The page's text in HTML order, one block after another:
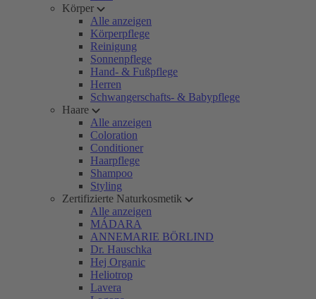
Körper
Alle anzeigen
Körperpflege
Reinigung
Sonnenpflege
Hand- & Fußpflege
Herren
Schwangerschafts- & Babypflege
Haare
Alle anzeigen
Coloration
Conditioner
Haarpflege
Shampoo
Styling
Zertifizierte Naturkosmetik
Alle anzeigen
MÁDARA
ANNEMARIE BÖRLIND
Dr. Hauschka
Hej Organic
Heliotrop
Lavera